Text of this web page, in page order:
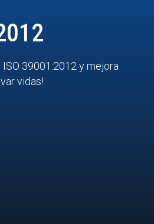
39001:2012 y mejora
vidas!